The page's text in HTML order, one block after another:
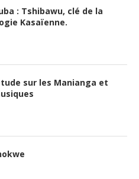
: Tshibawu, clé de la
Kasaïenne.
sur les Manianga et